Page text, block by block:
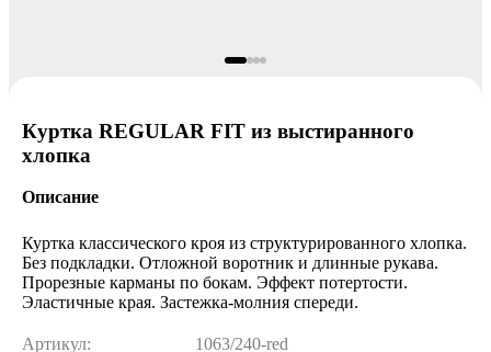
Куртка REGULAR FIT из выстиранного
хлопка
Описание
Куртка классического кроя из структурированного хлопка.
Без подкладки. Отложной воротник и длинные рукава.
Прорезные карманы по бокам. Эффект потертости.
Эластичные края. Застежка-молния спереди.
Артикул: 1063/240-red